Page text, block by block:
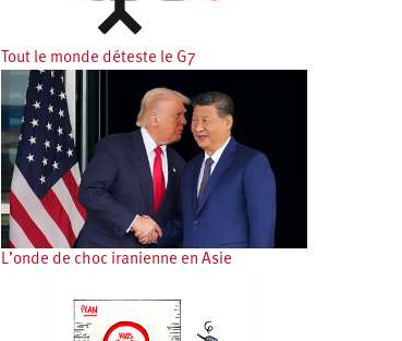
Tout le monde déteste le G7
L’onde de choc iranienne en Asie